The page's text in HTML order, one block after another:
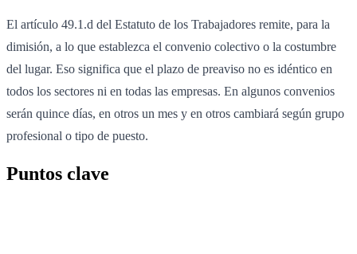
El artículo 49.1.d del Estatuto de los Trabajadores remite, para la
dimisión, a lo que establezca el convenio colectivo o la costumbre
del lugar. Eso significa que el plazo de preaviso no es idéntico en
todos los sectores ni en todas las empresas. En algunos convenios
serán quince días, en otros un mes y en otros cambiará según grupo
profesional o tipo de puesto.
Puntos clave